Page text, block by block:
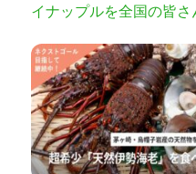
イナップルを全国の皆さ